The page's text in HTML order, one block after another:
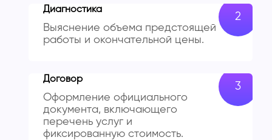
Диагностика
Выяснение объема предстоящей
работы и окончательной цены.
Договор
Оформление официального
документа, включающего
перечень услуг и
фиксированную стоимость.